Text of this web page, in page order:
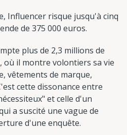
Influencer risque jusqu'à cinq
de 375 000 euros.
plus de 2,3 millions de
il montre volontiers sa vie
vêtements de marque,
cette dissonance entre
et celle d'un
a suscité une vague de
d'une enquête.